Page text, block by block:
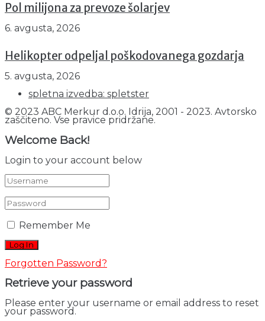
Pol milijona za prevoze šolarjev
6. avgusta, 2026
Helikopter odpeljal poškodovanega gozdarja
5. avgusta, 2026
spletna izvedba: spletster
© 2023 ABC Merkur d.o.o. Idrija, 2001 - 2023. Avtorsko
zaščiteno. Vse pravice pridržane.
Welcome Back!
Login to your account below
Remember Me
Forgotten Password?
Retrieve your password
Please enter your username or email address to reset
your password.